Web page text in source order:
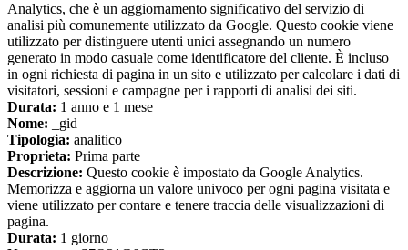
Analytics, che è un aggiornamento significativo del servizio di
analisi più comunemente utilizzato da Google. Questo cookie viene
utilizzato per distinguere utenti unici assegnando un numero
generato in modo casuale come identificatore del cliente. È incluso
in ogni richiesta di pagina in un sito e utilizzato per calcolare i dati di
visitatori, sessioni e campagne per i rapporti di analisi dei siti.
Durata: 1 anno e 1 mese
Nome: _gid
Tipologia: analitico
Proprieta: Prima parte
Descrizione: Questo cookie è impostato da Google Analytics.
Memorizza e aggiorna un valore univoco per ogni pagina visitata e
viene utilizzato per contare e tenere traccia delle visualizzazioni di
pagina.
Durata: 1 giorno